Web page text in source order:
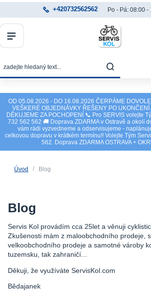
OD 05.08.2026 - DO 16.08.2026 ČERPÁME
VEŠKERÉ OBJEDNÁVKY ŘEŠENY PO
DĚKUJEME ZA POCHOPENÍ 📞 Pro SERVIS volejte
732 562 562 🚚 Doprava ZDARMA v Ostravě a okolí
vám rádi vyzvedneme a odservisujeme -
celkovou dopravu v krátkém termínu!! Volejte Tým
562. Doprava ZDARMA OSTRAVA +
+420732562562 Po - Pá: 08:00 -
Úvod Blog
Blog
Servis Kol provádím cca 25let a věnuji
Zkušenosti mám z maloobchodního prodeje,
velkoobchodního prodeje a samotné vároby
tuzemsku, tak zahraničí...
Děkuji, že využíváte ServisKol.com
Bědajanek